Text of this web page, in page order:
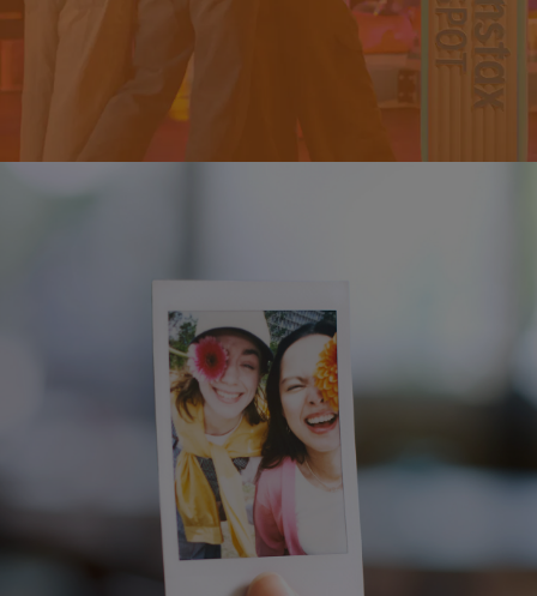
A funcionalidade pode variar consoante as definições do dispositivo ou da
A marca e o logotipo Bluetooth® são marcas registadas de Bluetooth SIG, Inc.
que a FUJIFILM Corporation utiliza sob licença.
Código QR é uma marca registada da DENSO WAVE INCORPORATED.